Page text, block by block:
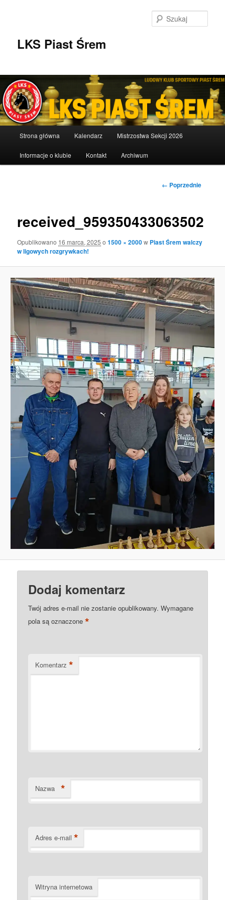
LKS Piast Śrem
Strona główna Kalendarz Mistrzostwa Sekcji 2026
Informacje o klubie Kontakt Archiwum
Nawigacja
← Poprzednie
received_959350433063502
Opublikowano 16 marca, 2025 o1500 × 2000w Piast Śrem walczy
w ligowych rozgrywkach!
Dodaj komentarz
Twój adres e-mail nie zostanie opublikowany. Wymagane
pola są oznaczone*
Komentarz *
Nazwa *
Adres e-mail *
Witryna internetowa